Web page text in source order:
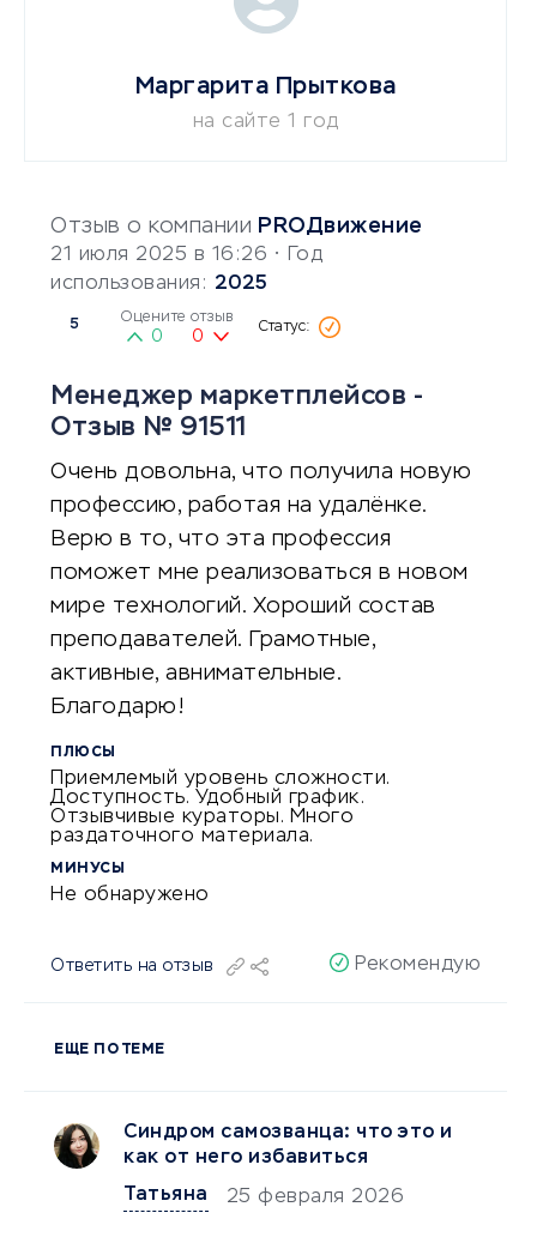
Отзыв о компании PROДвижение
21 июля 2025 в 16:26 • Год
использования: 2025
5 Оцените отзыв
0 0
Менеджер маркетплейсов -
Отзыв № 91511
Очень довольна, что получила новую
профессию, работая на удалёнке.
Верю в то, что эта профессия
поможет мне реализоваться в новом
мире технологий. Хороший состав
преподавателей. Грамотные,
активные, авнимательные.
Благодарю!
ПЛЮСЫ
Приемлемый уровень сложности.
Доступность. Удобный график.
Отзывчивые кураторы. Много
раздаточного материала.
МИНУСЫ
Не обнаружено
Ответить на отзыв Рекомендую
ЕЩЕ ПО ТЕМЕ
Синдром самозванца: что это и
как от него избавиться
Татьяна
25 февраля 2026
Маргарита Прыткова
на сайте 1 год